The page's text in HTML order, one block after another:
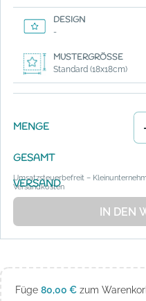
DESIGN
-
MUSTERGRÖSSE
Standard (18x18cm)
MENGE
GESAMT
Umsatzsteuerbefreit –
Versandkosten
VERSAND
IN DEN
Füge 80,00 € zum